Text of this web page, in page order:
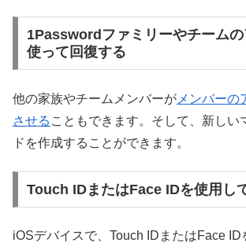
1Passwordファミリーやチーム
使って回復する
他の家族やチームメンバーが メンバーの
させる こともできます。そして、新しい
ドを作成することができます。
Touch IDまたはFace IDを使用し
iOSデバイスで、Touch IDまたはFace ID